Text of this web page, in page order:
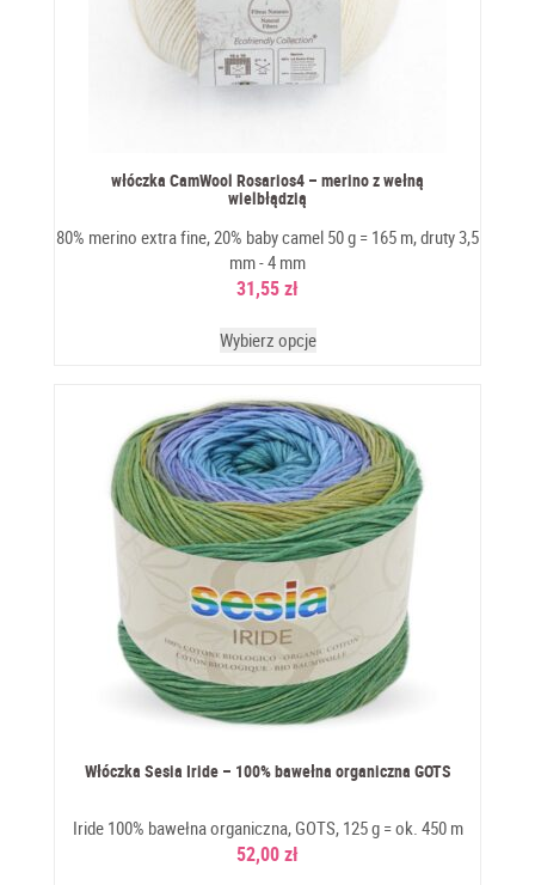
włóczka CamWool Rosarios4 – merino z wełną
wielbłądzią
80% merino extra fine, 20% baby camel 50 g = 165 m, druty 3,5
mm - 4 mm
31,55zł
Wybierz opcje
Włóczka Sesia Iride – 100% bawełna organiczna GOTS
Iride 100% bawełna organiczna, GOTS, 125 g = ok. 450 m
52,00zł